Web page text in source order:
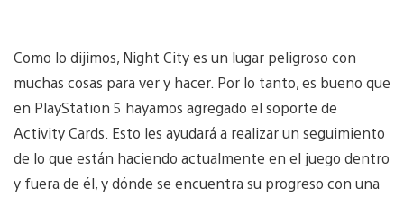
Como lo dijimos, Night City es un lugar peligroso con
muchas cosas para ver y hacer. Por lo tanto, es bueno que
en PlayStation 5 hayamos agregado el soporte de
Activity Cards. Esto les ayudará a realizar un seguimiento
de lo que están haciendo actualmente en el juego dentro
y fuera de él, y dónde se encuentra su progreso con una